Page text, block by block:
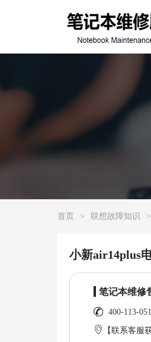
首页 > 联想故障知识 >
小新air14plus
笔记本维修
400-113-
【联系客服